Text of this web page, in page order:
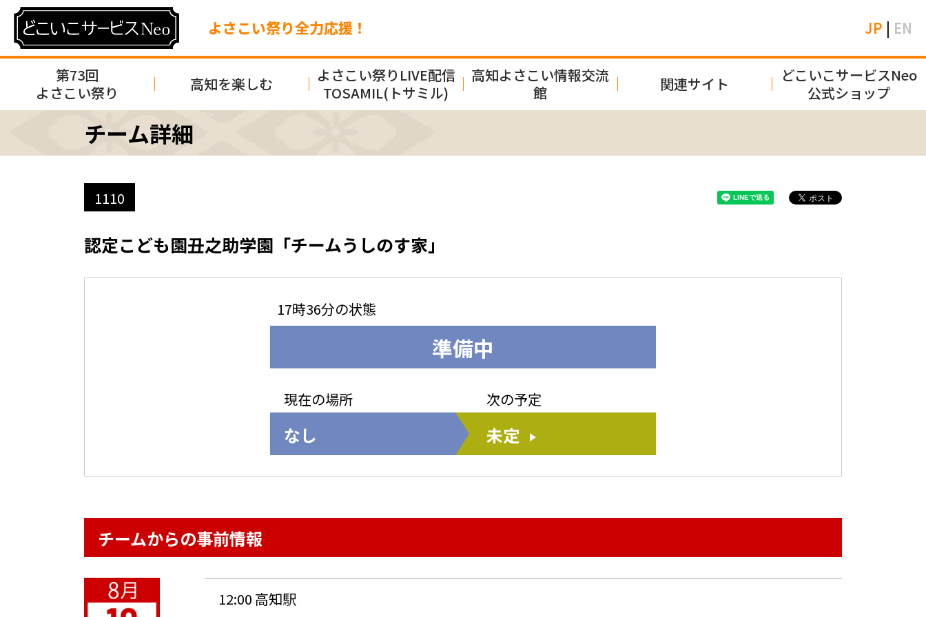
よさこい祭り全力応援！ JP | EN
第73回
よさこい祭り
高知を楽しむ
よさこい祭りLIVE配信
TOSAMIL(トサミル)
高知よさこい情報交流
館
関連サイト
どこいこサービスNeo
公式ショップ
チーム詳細
1110
認定こども園丑之助学園「チームうしのす家」
17時36分の状態
準備中
現在の場所
なし
次の予定
未定
チームからの事前情報
12:00 高知駅